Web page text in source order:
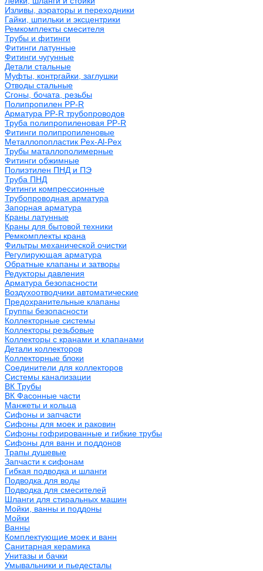
Изливы, аэраторы и переходники
Гайки, шпильки и эксцентрики
Ремкомплекты смесителя
Трубы и фитинги
Фитинги латунные
Фитинги чугунные
Детали стальные
Муфты, контргайки, заглушки
Отводы стальные
Сгоны, бочата, резьбы
Полипропилен PP-R
Арматура PP-R трубопроводов
Труба полипропиленовая PP-R
Фитинги полипропиленовые
Металлопопластик Pex-Al-Pex
Трубы маталлополимерные
Фитинги обжимные
Полиэтилен ПНД и ПЭ
Труба ПНД
Фитинги компрессионные
Трубопроводная арматура
Запорная арматура
Краны латунные
Краны для бытовой техники
Ремкомплекты крана
Фильтры механической очистки
Регулирующая арматура
Обратные клапаны и затворы
Редукторы давления
Арматура безопасности
Воздухоотводчики автоматические
Предохранительные клапаны
Группы безопасности
Коллекторные системы
Коллекторы резьбовые
Коллекторы с кранами и клапанами
Детали коллекторов
Коллекторные блоки
Соединители для коллекторов
Системы канализации
ВК Трубы
ВК Фасонные части
Манжеты и кольца
Сифоны и запчасти
Сифоны для моек и раковин
Сифоны гофрированные и гибкие трубы
Сифоны для ванн и поддонов
Трапы душевые
Запчасти к сифонам
Гибкая подводка и шланги
Подводка для воды
Подводка для смесителей
Шланги для стиральных машин
Мойки, ванны и поддоны
Мойки
Ванны
Комплектующие моек и ванн
Санитарная керамика
Унитазы и бачки
Умывальники и пьедесталы